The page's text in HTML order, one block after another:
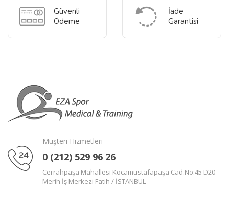
Güvenli
Ödeme
İade
Garantisi
Müşteri Hizmetleri
0 (212) 529 96 26
Cerrahpaşa Mahallesi Kocamustafapaşa Cad.No:45 D20
Merih İş Merkezi Fatih / İSTANBUL